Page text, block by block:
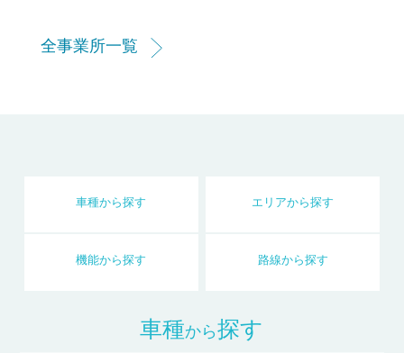
全事業所一覧
車種から探す エリアから探す
機能から探す 路線から探す
車種から探す